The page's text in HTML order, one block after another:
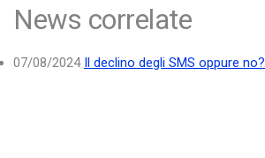
News correlate
07/08/2024 Il declino degli SMS oppure no?